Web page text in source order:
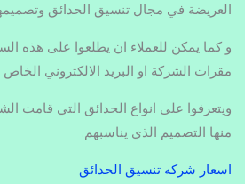
العريضة في مجال تنسيق الحدائق
و كما يمكن للعملاء ان يطلعوا على هذه
مقرات الشركة او البريد الالكتروني الخاص
ويتعرفوا على انواع الحدائق التي قامت
منها التصميم الذي يناسبهم.
اسعار شركه تنسيق الحدائق